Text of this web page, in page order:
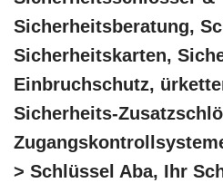
Sicherheitsberatung,
Sicherheitskarten,
Einbruchschutz,
Sicherheits-
> Schlüssel Aba, Ihr